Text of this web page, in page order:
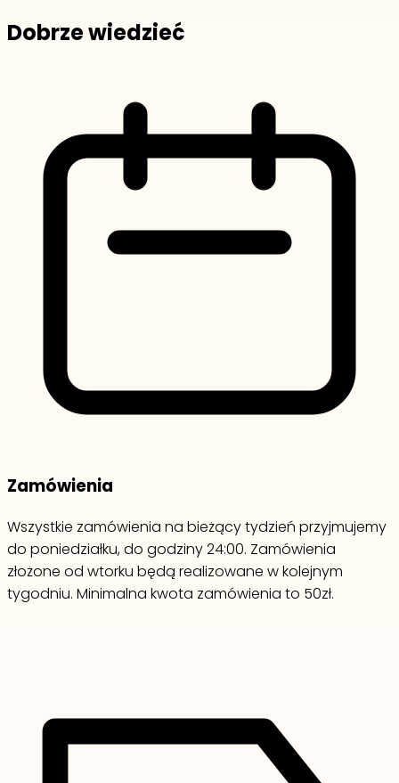
Dobrze wiedzieć
Zamówienia
Wszystkie zamówienia na bieżący tydzień przyjmujemy
do poniedziałku, do godziny 24:00. Zamówienia
złożone od wtorku będą realizowane w kolejnym
tygodniu. Minimalna kwota zamówienia to 50zł.